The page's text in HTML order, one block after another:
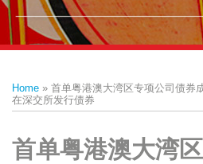
Contact
- 联系
我们
Home » 首单粤港澳大湾区专项公司债
在深交所发行债券
首单粤港澳大湾
this
post
this
post
this
post
this
post
LinkedIn